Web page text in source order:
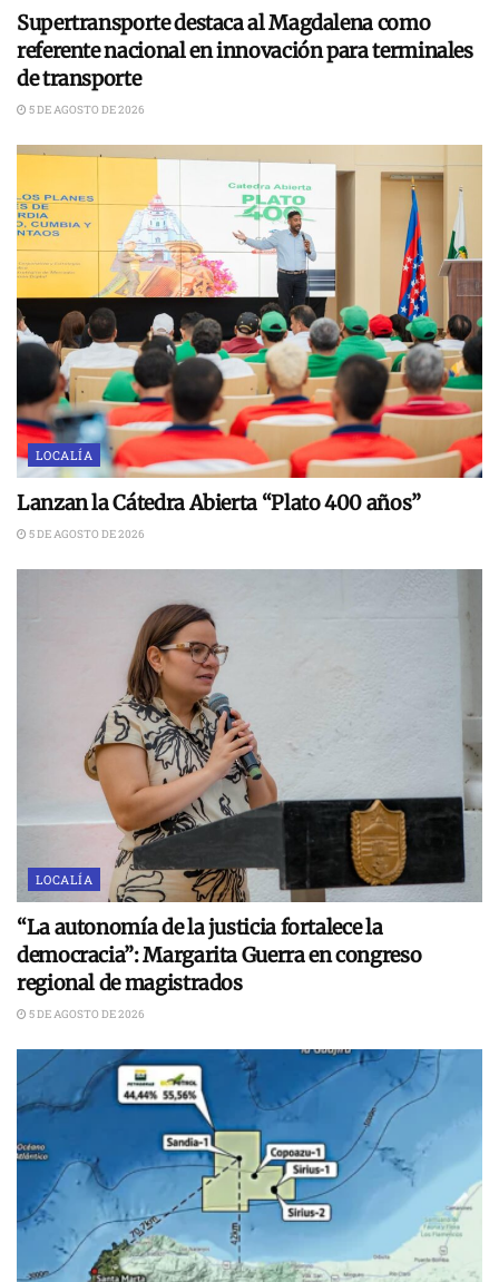
Supertransporte destaca al Magdalena como
referente nacional en innovación para terminales
de transporte
5 DE AGOSTO DE 2026
LOCALÍA
Lanzan la Cátedra Abierta “Plato 400 años”
5 DE AGOSTO DE 2026
LOCALÍA
“La autonomía de la justicia fortalece la
democracia”: Margarita Guerra en congreso
regional de magistrados
5 DE AGOSTO DE 2026